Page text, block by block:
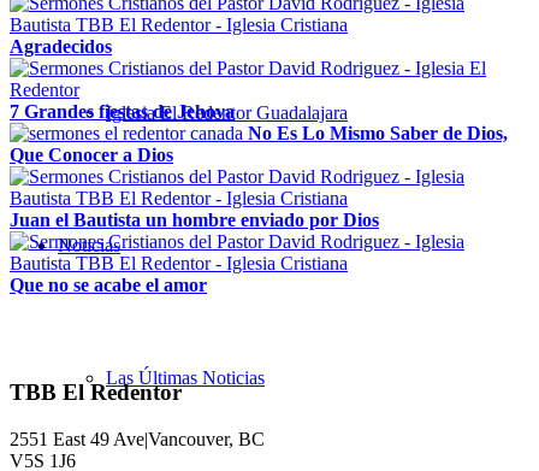
Iglesia El Redentor Guadalajara
Noticias
Las Últimas Noticias
Agradecidos
7 Grandes fiestas de Jehova
No Es Lo Mismo Saber de Dios,
Que Conocer a Dios
Juan el Bautista un hombre enviado por Dios
Que no se acabe el amor
TBB El Redentor
2551 East 49 Ave|Vancouver, BC
V5S 1J6